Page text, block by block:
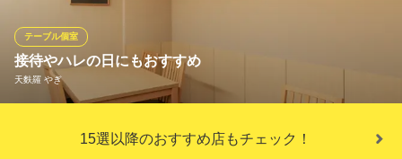
うなぎ仲じま
美味しいうなぎとお酒
札幌市営地下鉄南北線中島公園駅 徒歩3分
接待やハレの日にもおすすめ
天麩羅 やぎ
テーブル個室
半個室のプライベートな空間は、接待やハレの日にもおすすめし
ております。落ち着いた空間で、大切な方との会食に最適です。
15選以降のおすすめ店もチェック！